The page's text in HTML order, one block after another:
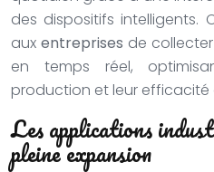
des dispositifs intelligents.
auxentreprises de
en temps réel,
production et leur efficacité
Les applications
pleine expansion